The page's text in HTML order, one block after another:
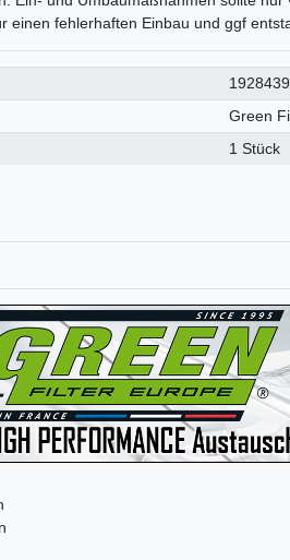
einen fehlerhaften Einbau und ggf
Green
1 Stück